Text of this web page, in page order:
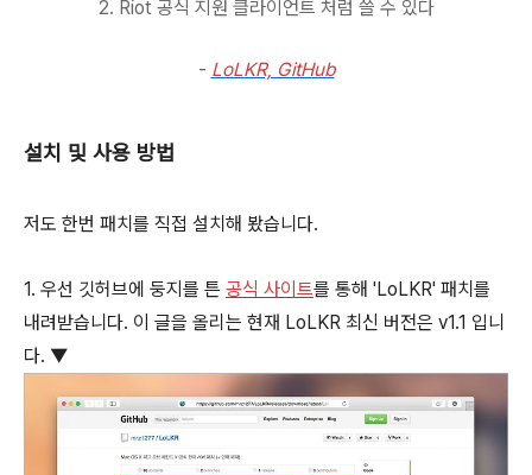
2. Riot 공식 지원 클라이언트 처럼 쓸 수 있다
- LoLKR, GitHub
설치 및 사용 방법
저도 한번 패치를 직접 설치해 봤습니다.
1. 우선 깃허브에 둥지를 튼 공식 사이트를 통해 'LoLKR' 패치를
내려받습니다. 이 글을 올리는 현재 LoLKR 최신 버전은 v1.1 입니
다. ▼